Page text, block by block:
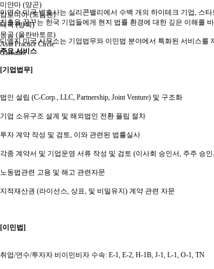
미얀마 (양곤)
캄보디아 (프놈펜)
태국 (방콕)
몽골 (울란바토르)
Asia Practice Circle
Globalaw
이연수 미국 변호사는 실리콘밸리에서 수백 개의 하이테크 기업, 스
진출을 꿈꾸는 한국 기업들에게 현지 법률 환경에 대한 깊은 이해를
디엘지 미국 사무소는 기업법무와 이민법 분야에서 특화된 서비스
주요 서비스
[기업법무]
법인 설립 (C-Corp., LLC, Partnership, Joint Venture) 및 구조화
기업 소유구조 설계 및 해외법인 전환 플립 절차
투자 계약 작성 및 검토, 이와 관련된 법률실사
각종 계약서 및 기업운영 서류 작성 및 검토 (이사회 승인서, 주주 승
노동법관련 고용 및 해고 관련자문
지적재산권 (라이선스, 상표, 및 비밀유지) 계약 관련 자문
[이민법]
취업/연수/투자자 비이민비자 수속: E-1, E-2, H-1B, J-1, L-1, O-1, TN